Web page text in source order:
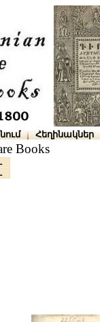
Հեղինակներ
Books